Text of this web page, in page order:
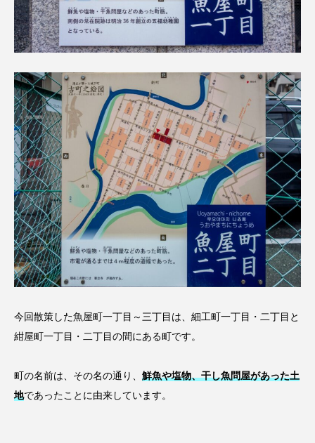
今回散策した魚屋町一丁目～三丁目は、細工町一丁目・二丁目と
紺屋町一丁目・二丁目の間にある町です。
町の名前は、その名の通り、 鮮魚や塩物、干し魚問屋があった土
地であったことに由来しています。